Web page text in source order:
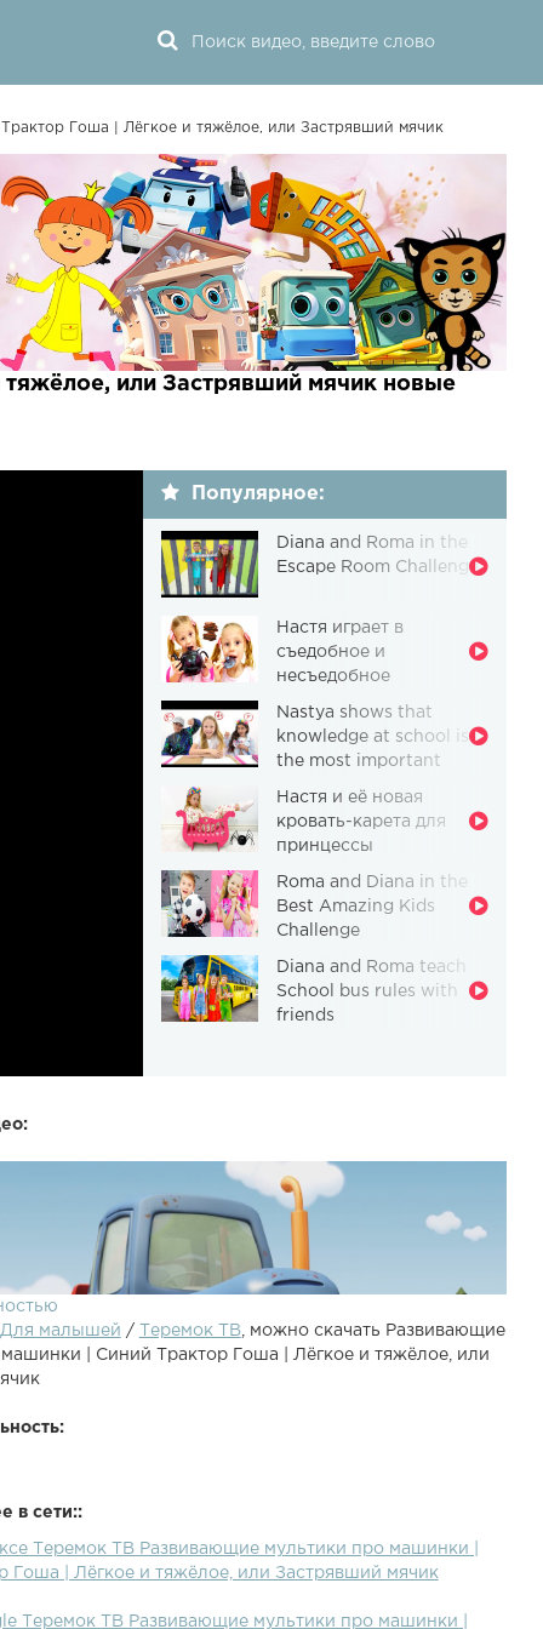
Гоша | Лёгкое и тяжёлое, или Застрявший мячик
или Застрявший мячик новые
Популярное:
Diana and Roma in the
Escape Room Challenge
Настя играет в
съедобное и
несъедобное
Nastya shows that
knowledge at school is
the most important
Настя и её новая
кровать-карета для
принцессы
Roma and Diana in the
Best Amazing Kids
Challenge
Diana and Roma teach
School bus rules with
friends
мультфильма для малышей "Трактор
синий трактор и грузовик играют на детской площадке
его достать? Сначала Гоша пытается снять его своим
Для малышей / Теремок ТВ, можно скачать Развивающие
| Синий Трактор Гоша | Лёгкое и тяжёлое, или
в сети::
Теремок ТВ Развивающие мультики про машинки |
Гоша | Лёгкое и тяжёлое, или Застрявший мячик
Теремок ТВ Развивающие мультики про машинки |